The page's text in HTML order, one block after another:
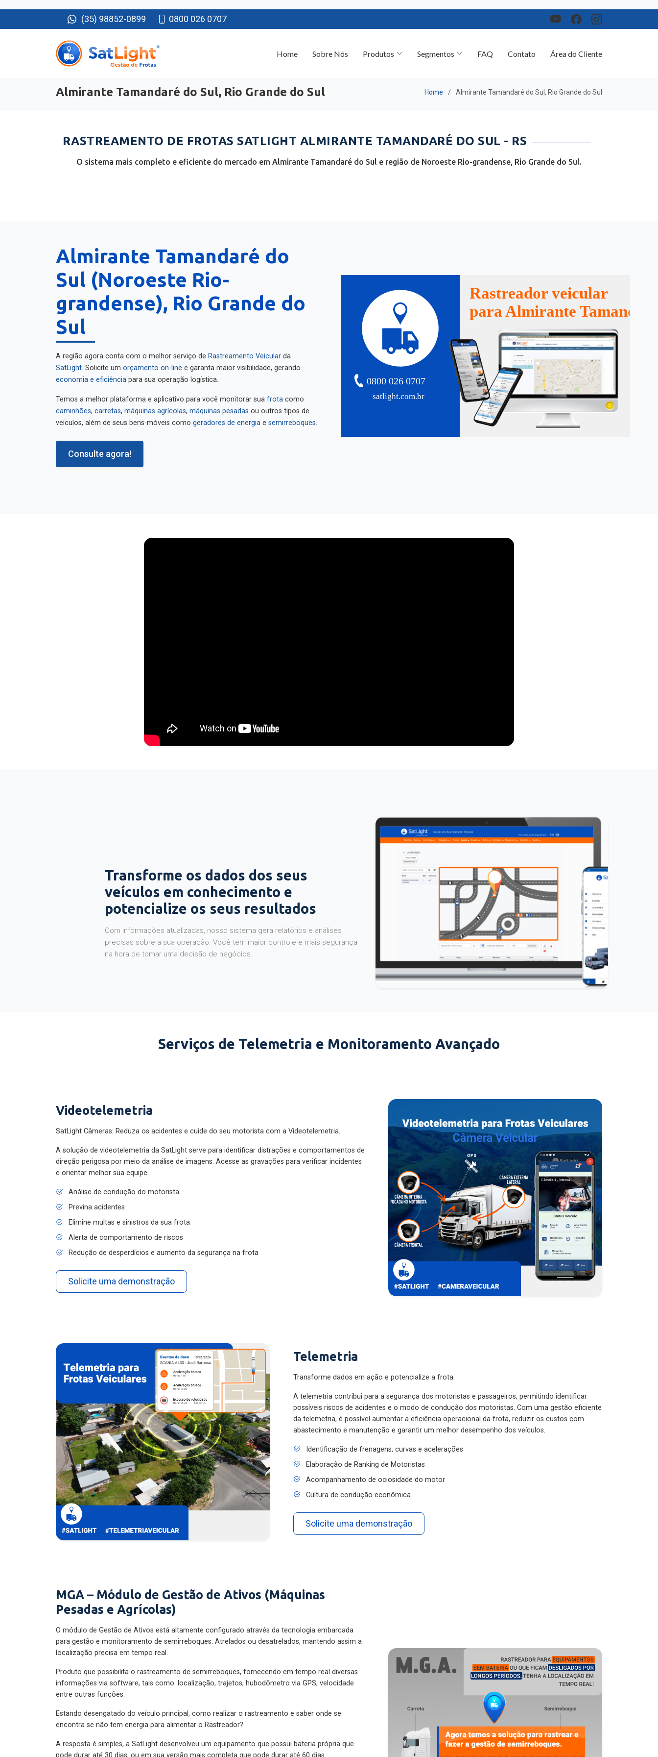
(35) 98852-0899 0800 026 0707
Almirante Tamandaré do Sul, Rio Grande do Sul
RASTREAMENTO DE FROTAS SATLIGHT ALMIRANTE TAMANDARÉ DO SUL - RS
O sistema mais completo e eficiente do mercado em Almirante Tamandaré do Sul e região de Noroeste Rio-grandense, Rio Grande do Sul.
Almirante Tamandaré do
Sul (Noroeste Rio-
grandense), Rio Grande do
Sul
A região agora conta com o melhor serviço de Rastreamento Veicular
da
SatLight
. Solicite um orçamento on-line
e garanta maior visibilidade, gerando
economia e eficiência
para sua operação logística.
Temos a melhor plataforma e aplicativo para você monitorar sua frota
caminhões
máquinas agrícolas máquinas pesadas
ou outros tipos de
veículos, além de seus bens-móveis como
geradores de energia semirreboques
Consulte agora!
satlight.com.br
0800 026 0707
Rastreador veicular
para Almirante
Transforme os dados dos seus
veículos em conhecimento e
potencialize os seus resultados
Com informações atualizadas, nosso sistema gera relatórios e análises
precisas sobre a sua operação. Você tem maior controle e mais segurança
na hora de tomar uma decisão de negócios.
Serviços de Telemetria e Monitoramento Avançado
Videotelemetria
SatLight Câmeras: Reduza os acidentes e cuide do seu motorista com a Videotelemetria.
A solução de videotelemetria da SatLight serve para identificar distrações e comportamentos de
direção perigosa por meio da análise de imagens. Acesse as gravações para verificar incidentes
e orientar melhor sua equipe.
Análise de condução do motorista
Previna acidentes
Elimine multas e sinistros da sua frota
Alerta de comportamento de riscos
Redução de desperdícios e aumento da segurança na frota
Solicite uma demonstração
Telemetria
Transforme dados em ação e potencialize a frota.
A telemetria contribui para a segurança dos motoristas e passageiros, permitindo identificar
possíveis riscos de acidentes e o modo de condução dos motoristas. Com uma gestão eficiente
da telemetria, é possível aumentar a eficiência operacional da frota, reduzir os custos com
abastecimento e manutenção e garantir um melhor desempenho dos veículos.
Identificação de frenagens, curvas e acelerações
Elaboração de Ranking de Motoristas
Acompanhamento de ociosidade do motor
Cultura de condução econômica
Solicite uma demonstração
MGA – Módulo de Gestão de Ativos (Máquinas
Pesadas e Agrícolas)
O módulo de Gestão de Ativos está altamente configurado através da tecnologia embarcada
para gestão e monitoramento de semirreboques: Atrelados ou desatrelados, mantendo assim a
localização precisa em tempo real.
Produto que possibilita o rastreamento de semirreboques, fornecendo em tempo real diversas
informações via software, tais como: localização, trajetos, hubodômetro via GPS, velocidade
entre outras funções.
Estando desengatado do veículo principal, como realizar o rastreamento e saber onde se
encontra se não tem energia para alimentar o Rastreador?
A resposta é simples, a SatLight desenvolveu um equipamento que possui bateria própria que
pode durar até 30 dias, ou em sua versão mais completa que pode durar até 60 dias.